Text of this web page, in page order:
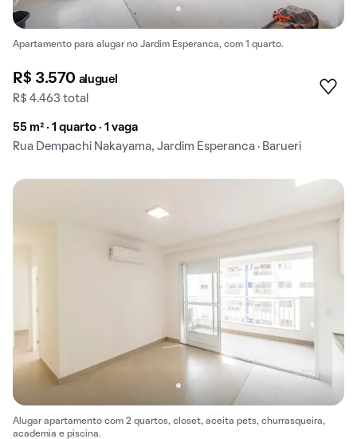
Apartamento para alugar no Jardim Esperanca, com 1 quarto.
R$ 3.570 aluguel
R$ 4.463 total
55 m² · 1 quarto · 1 vaga
Rua Dempachi Nakayama, Jardim Esperanca · Barueri
Alugar apartamento com 2 quartos, closet, aceita pets, churrasqueira,
academia e piscina.